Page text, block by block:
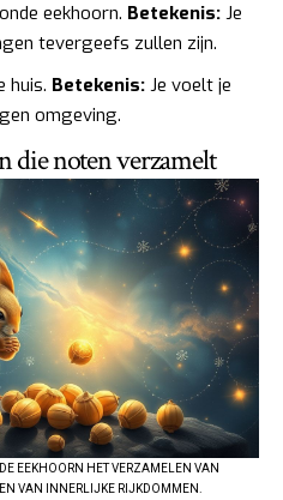
eekhoorn. Betekenis: Je
tevergeefs zullen zijn.
huis. Betekenis: Je voelt je
omgeving.
die noten verzamelt
EEKHOORN HET VERZAMELEN VAN
VAN INNERLIJKE RIJKDOMMEN.